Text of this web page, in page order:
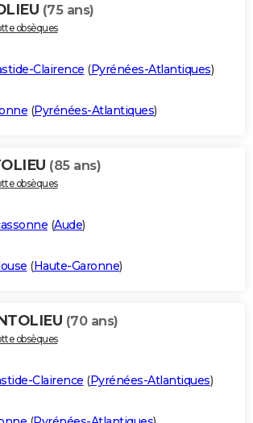
(75 ans)
obsèques
Clairence (Pyrénées-Atlantiques)
(Pyrénées-Atlantiques)
(85 ans)
obsèques
(Aude)
(Haute-Garonne)
(70 ans)
obsèques
Clairence (Pyrénées-Atlantiques)